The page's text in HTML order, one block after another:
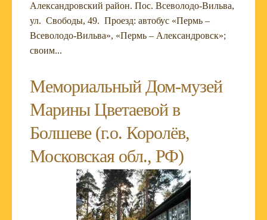
Александровский район. Пос. Всеволодо-Вильва,
ул. Свободы, 49. Проезд: автобус «Пермь –
Всеволодо-Вильва», «Пермь – Александровск»;
своим...
Мемориальный Дом-музей
Марины Цветаевой в
Болшеве (г.о. Королёв,
Московская обл., РФ)